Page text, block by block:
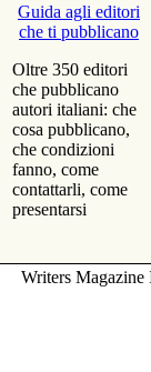
Guida agli editori
che ti pubblicano
Oltre 350 editori
che pubblicano
autori italiani: che
cosa pubblicano,
che condizioni
fanno, come
contattarli, come
presentarsi
Writers